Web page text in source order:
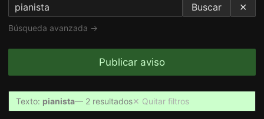
Buscar
✕
Búsqueda avanzada →
Publicar aviso
Texto: pianista— 2 resultados✕ Quitar filtros